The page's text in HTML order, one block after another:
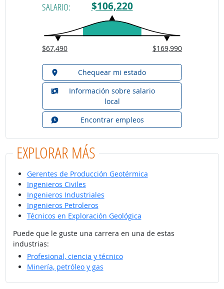
SALARIO: $106,220
$67,490 $169,990
Chequear mi estado
Información sobre salario
local
Encontrar empleos
EXPLORAR MÁS
Gerentes de Producción Geotérmica
Ingenieros Civiles
Ingenieros Industriales
Ingenieros Petroleros
Técnicos en Exploración Geológica
Puede que le guste una carrera en una de estas
industrias:
Profesional, ciencia y técnico
Minería, petróleo y gas